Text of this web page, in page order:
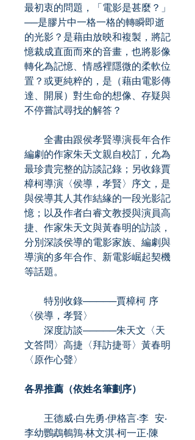
最初衷的問題，「電影是甚麼？」
──是膠片中一格一格的轉瞬即逝
的光影？是藉由放映和複製，將記
憶裁成直面而來的音畫，也將影像
轉化為記憶、情感裡隱微的柔軟位
置？或更純粹的，是（藉由電影傳
達、開展）對生命的想像、存疑與
不停嘗試尋找的解答？
全書由跟侯孝賢導演長年合作
編劇的作家朱天文親自校訂，允為
最珍貴完整的訪談記錄；另收錄賈
樟柯導演〈侯導，孝賢〉序文，是
與侯導其人其作結緣的一段光影記
憶；以及作者白睿文教授與演員高
捷、作家朱天文與黃春明的訪談，
分別深談侯導的電影家族、編劇與
導演的多年合作、新電影崛起契機
等話題。
特別收錄─────賈樟柯 序
〈侯導，孝賢〉
深度訪談─────朱天文〈天
文答問〉高捷〈拜訪捷哥〉黃春明
〈原作心聲〉
各界推薦（依姓名筆劃序）
王德威‧白先勇‧伊格言‧李 安‧
李幼鸚鵡鵪鶉‧林文淇‧柯一正‧陳